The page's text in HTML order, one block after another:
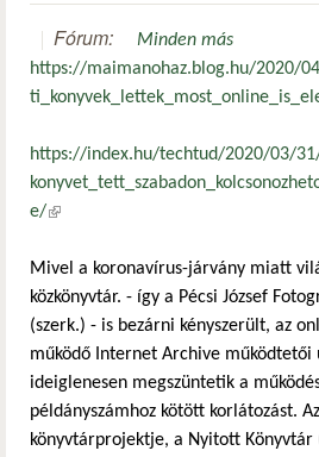
Fórum:
Minden más
https://maimanohaz.blog.hu/2020/
https://index.hu/techtud/2020/03/
e/(külső hivatkozás)
Mivel a koronavírus-járvány miatt
közkönyvtár. - így a Pécsi József
(szerk.) - is bezárni kényszerült, az
működő Internet Archive működtetői
ideiglenesen megszüntetik a
példányszámhoz kötött korlátozást.
könyvtárprojektje, a Nyitott Könyvtár